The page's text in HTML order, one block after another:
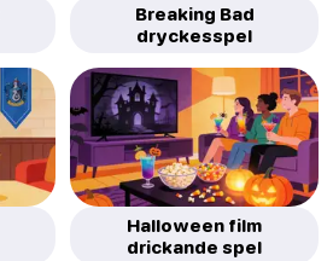
Breaking Bad
dryckesspel
Halloween film
drickande spel